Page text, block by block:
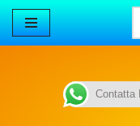
Vai
Contatta